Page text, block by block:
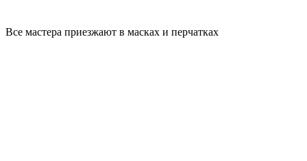
Все мастера приезжают в масках и перчатках